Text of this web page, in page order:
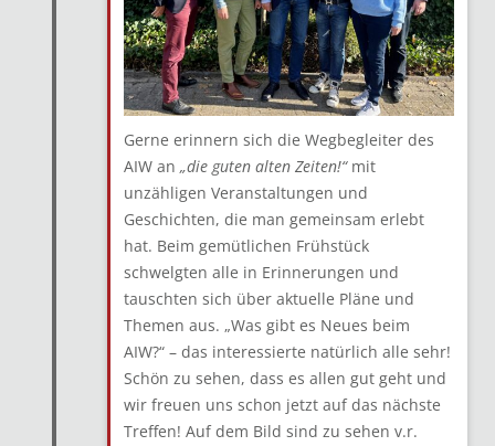
Gerne erinnern sich die Wegbegleiter des
AIW an „die guten alten Zeiten!“mit
unzähligen Veranstaltungen und
Geschichten, die man gemeinsam erlebt
hat. Beim gemütlichen Frühstück
schwelgten alle in Erinnerungen und
tauschten sich über aktuelle Pläne und
Themen aus. „Was gibt es Neues beim
AIW?“ – das interessierte natürlich alle sehr!
Schön zu sehen, dass es allen gut geht und
wir freuen uns schon jetzt auf das nächste
Treffen! Auf dem Bild sind zu sehen v.r.